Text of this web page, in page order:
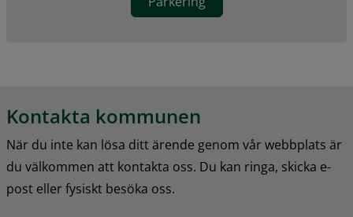
Kontakta kommunen
När du inte kan lösa ditt ärende genom vår webbplats är
du välkommen att kontakta oss. Du kan ringa, skicka e-
post eller fysiskt besöka oss.